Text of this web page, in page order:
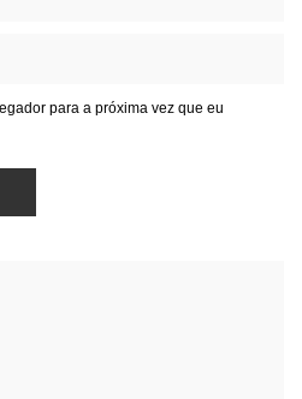
para a próxima vez que eu